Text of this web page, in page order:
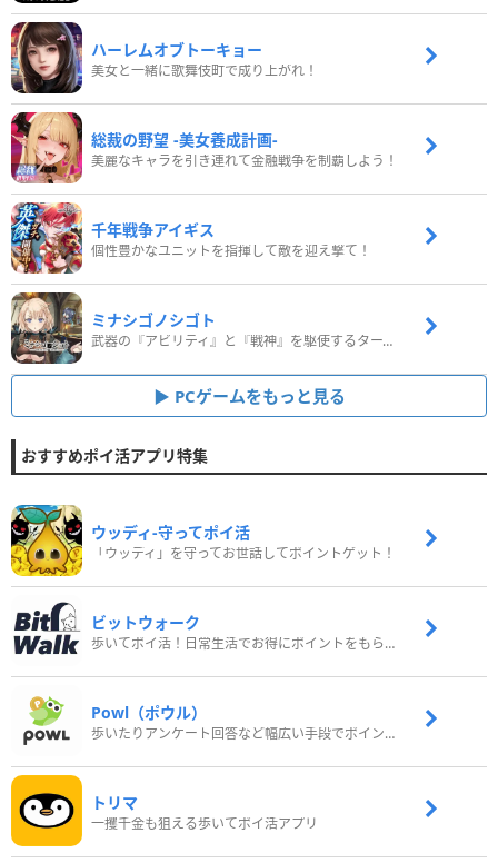
ハーレムオブトーキョー
美女と一緒に歌舞伎町で成り上がれ！
総裁の野望 -美女養成計画-
美麗なキャラを引き連れて金融戦争を制覇しよう！
千年戦争アイギス
個性豊かなユニットを指揮して敵を迎え撃て！
ミナシゴノシゴト
武器の『アビリティ』と『戦神』を駆使するターン制コマンドバトルRPG！
PCゲームをもっと見る
おすすめポイ活アプリ特集
ウッディ‐守ってポイ活
「ウッディ」を守ってお世話してポイントゲット！
ビットウォーク
歩いてポイ活！日常生活でお得にポイントをもらおう
Powl（ポウル）
歩いたりアンケート回答など幅広い手段でポイントをゲット
トリマ
一攫千金も狙える歩いてポイ活アプリ